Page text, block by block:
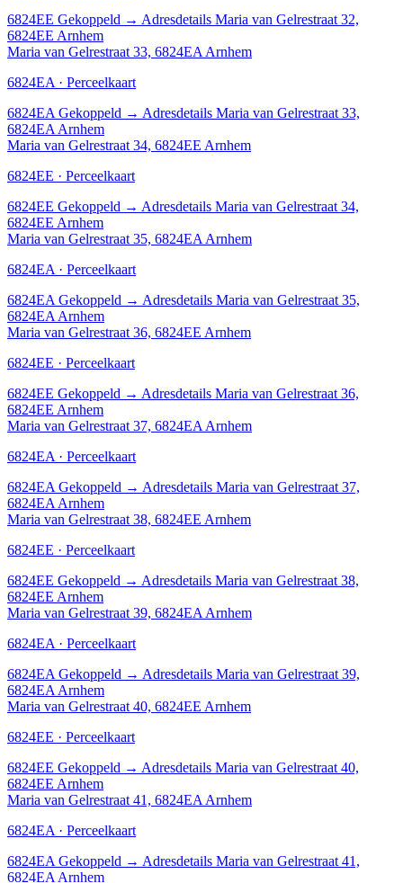
6824EE Gekoppeld → Adresdetails Maria van Gelrestraat 32,
6824EE Arnhem
Maria van Gelrestraat 33, 6824EA Arnhem
6824EA · Perceelkaart
6824EA Gekoppeld → Adresdetails Maria van Gelrestraat 33,
6824EA Arnhem
Maria van Gelrestraat 34, 6824EE Arnhem
6824EE · Perceelkaart
6824EE Gekoppeld → Adresdetails Maria van Gelrestraat 34,
6824EE Arnhem
Maria van Gelrestraat 35, 6824EA Arnhem
6824EA · Perceelkaart
6824EA Gekoppeld → Adresdetails Maria van Gelrestraat 35,
6824EA Arnhem
Maria van Gelrestraat 36, 6824EE Arnhem
6824EE · Perceelkaart
6824EE Gekoppeld → Adresdetails Maria van Gelrestraat 36,
6824EE Arnhem
Maria van Gelrestraat 37, 6824EA Arnhem
6824EA · Perceelkaart
6824EA Gekoppeld → Adresdetails Maria van Gelrestraat 37,
6824EA Arnhem
Maria van Gelrestraat 38, 6824EE Arnhem
6824EE · Perceelkaart
6824EE Gekoppeld → Adresdetails Maria van Gelrestraat 38,
6824EE Arnhem
Maria van Gelrestraat 39, 6824EA Arnhem
6824EA · Perceelkaart
6824EA Gekoppeld → Adresdetails Maria van Gelrestraat 39,
6824EA Arnhem
Maria van Gelrestraat 40, 6824EE Arnhem
6824EE · Perceelkaart
6824EE Gekoppeld → Adresdetails Maria van Gelrestraat 40,
6824EE Arnhem
Maria van Gelrestraat 41, 6824EA Arnhem
6824EA · Perceelkaart
6824EA Gekoppeld → Adresdetails Maria van Gelrestraat 41,
6824EA Arnhem